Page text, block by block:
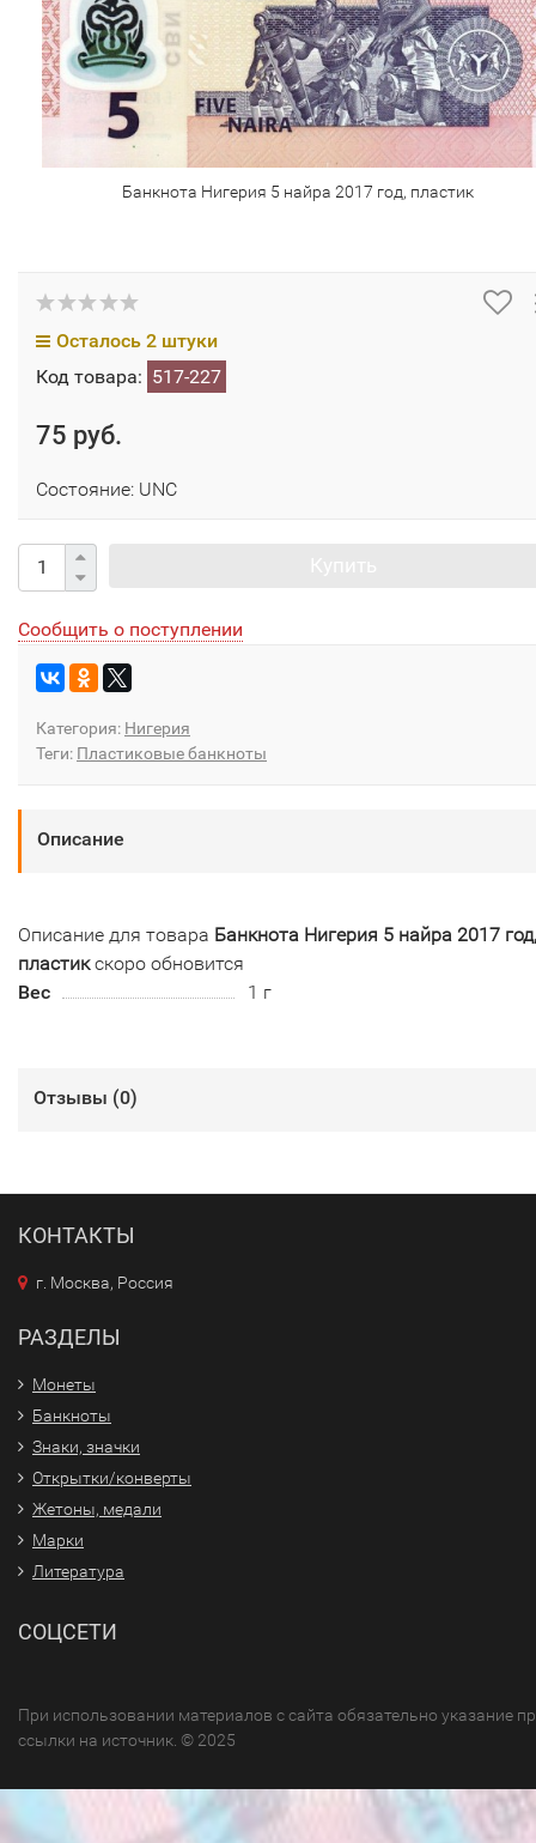
Банкнота Нигерия 5 найра 2017 год, пластик
Осталось 2 штуки
Код товара: 517-227
75 руб.
Cостояние: UNC
Сообщить о поступлении
Категория: Нигерия
Теги: Пластиковые банкноты
Описание
Описание для товара Банкнота Нигерия 5 найра 2017 год,
пластикскоро обновится
Вес
1 г
Отзывы (0)
КОНТАКТЫ
г. Москва, Россия
РАЗДЕЛЫ
Монеты
Банкноты
Знаки, значки
Открытки/конверты
Жетоны, медали
Марки
Литература
СОЦСЕТИ
При использовании материалов с сайта обязательно указание
ссылки на источник. © 2025